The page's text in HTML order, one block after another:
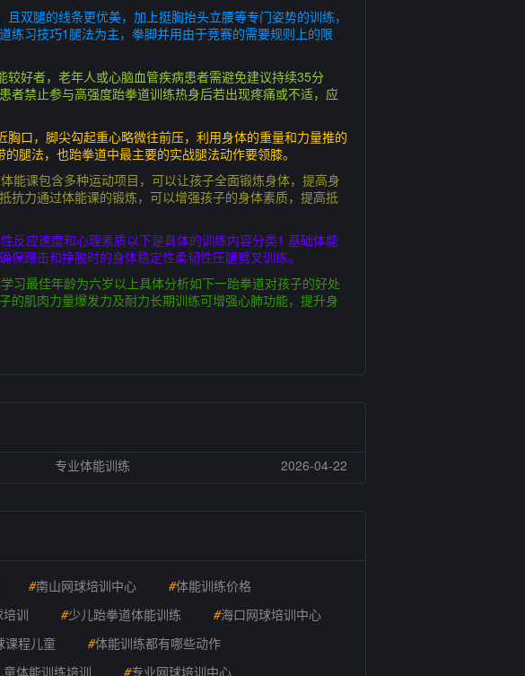
双腿的线条更优美，加上挺胸抬头立腰等专门姿势的训练，
练习技巧1腿法为主，拳脚并用由于竞赛的需要规则上的限
好者，老年人或心脑血管疾病患者需避免建议持续35分
者禁止参与高强度跆拳道训练热身后若出现疼痛或不适，应
口，脚尖勾起重心略微往前压，利用身体的重量和力量推的
腿法，也跆拳道中最主要的实战腿法动作要领膝。
能课包含多种运动项目，可以让孩子全面锻炼身体，提高身
抗力通过体能课的锻炼，可以增强孩子的身体素质，提高抵
反应速度和心理素质以下是具体的训练内容分类1 基础体能
踢击和挣脱时的身体稳定性柔韧性压腿劈叉训练。
习最佳年龄为六岁以上具体分析如下一跆拳道对孩子的好处
的肌肉力量爆发力及耐力长期训练可增强心肺功能，提升身
专业体能训练 2026-04-22
#南山网球培训中心 #体能训练价格
训 #少儿跆拳道体能训练 #海口网球培训中心
课程儿童 #体能训练都有哪些动作
童体能训练培训 #专业网球培训中心